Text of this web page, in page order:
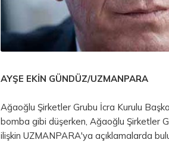
AYŞE EKİN GÜNDÜZ/UZMANPARA
Ağaoğlu Şirketler Grubu İcra Kurulu
bomba gibi düşerken, Ağaoğlu Şirketler
ilişkin UZMANPARA'ya açıklamalarda